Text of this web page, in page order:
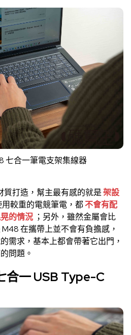
七合一筆電支架集線器
質打造，幫主最有感的就是架設
用較重的電競筆電，都不會有配
的情況 ；另外，雖然金屬會比
在攜帶上並不會有負擔感，
需求，基本上都會帶著它出門，
問題。
合一 USB Type-C